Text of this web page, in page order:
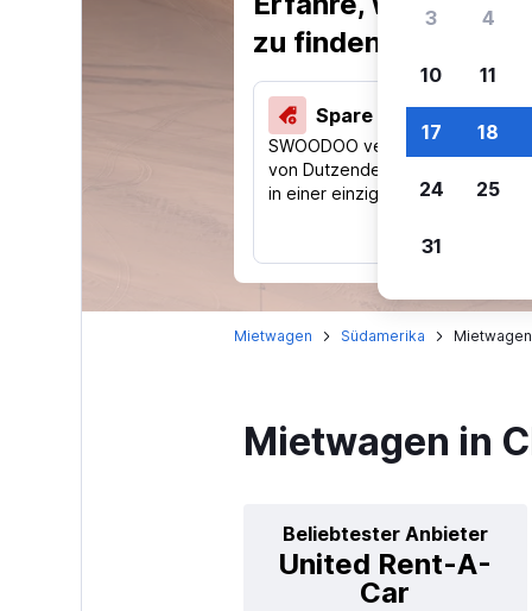
zu finden.
Spare 40 % und mehr
SWOODOO vergleicht Preise
von Dutzenden Reise-Websites
in einer einzigen Suche.
Mietwagen Südamerika
Mietwagen in
Beliebtester Anbieter
United Rent-A-
Car
3 4
10 11
17 18
24 25
31